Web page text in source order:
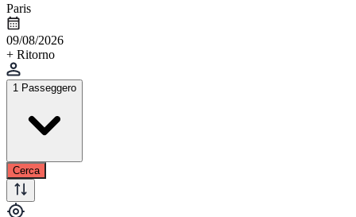
Paris
09/08/2026
+ Ritorno
1 Passeggero
Cerca